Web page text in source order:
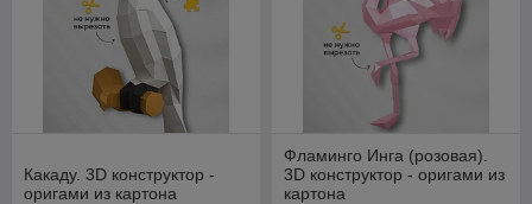
Какаду. 3D конструктор -
оригами из картона
Фламинго Инга (розовая).
3D конструктор - оригами из
картона